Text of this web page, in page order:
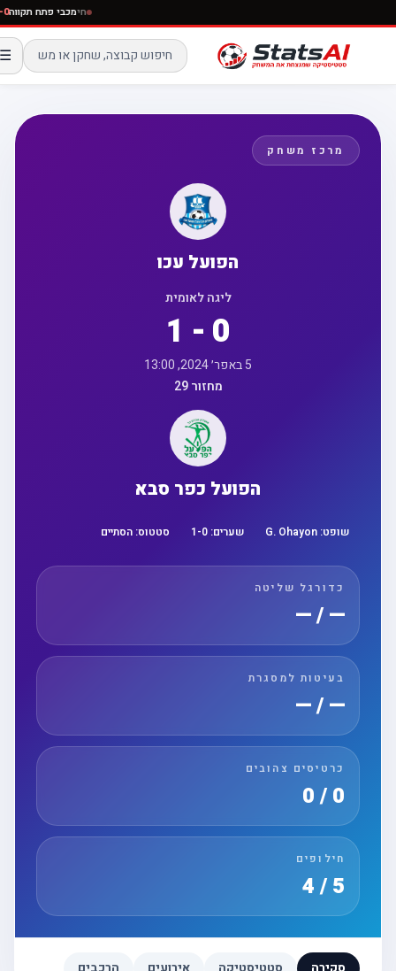
חימכבי פתח
☰
מרכז משחק
הפועל עכו
ליגה לאומית
1 - 0
מחזור 29
הפועל כפר סבא
שופט:G. Ohayon שערים: 1 -0 סטטוס:הסתיים
כדורגל שליטה
— / —
בעיטות למסגרת
— / —
כרטיסים צהובים
חילופים